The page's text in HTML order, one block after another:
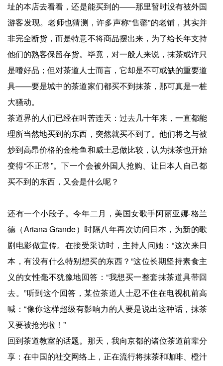
址的本店去看看，还是能买到的——那里暂时没有被外国
游客发现。老师也猜测，许多声称“售罄”的老铺，其实并
非完全断货，而是特意不将商品摆出来，为了给长年支持
他们的熟客保留存货。毕竟，对一般人来说，抹茶或许只
是嗜好品；但对茶道人士而言，它却是不可或缺的重要道
具——要是城中的茶道家们都买不到抹茶，那可真是一桩
大骚动。
茶道界的人们已经在叫苦连天：过去几十年来，一直都能
理所当然地买到的东西，突然就买不到了。他们将之与被
炒到高昂价格的金枪鱼和威士忌做比较，认为抹茶也开始
变得“不正常”。下一个会被外国人抢购、让日本人自己都
买不到的东西，又会是什么呢？
还有一个小段子。今年二月，美国女歌手阿丽亚娜·格兰
德（Ariana Grande）时隔八年再次访问日本，为新的歌
剧电影做宣传。在接受采访时，主持人问她：“这次来日
本，有没有什么特别想买的东西？”这位长期坚持素食主
义的女性毫不犹豫地回答：“我想买一整套抹茶道具带回
去。”听到这个回答，某位茶道人士忍不住在电视机前高
喊：“像你这样超级有影响力的人要是说出这种话，抹茶
又要被抢光啦！”
回到茶道教室的话题。那天，我向京都的诸位茶道前辈分
享：在中国的社交网络上，正在流行将抹茶和咖啡、橙汁